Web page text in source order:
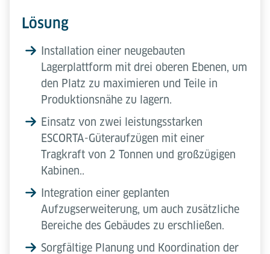
Lösung
Installation einer neugebauten
Lagerplattform mit drei oberen Ebenen, um
den Platz zu maximieren und Teile in
Produktionsnähe zu lagern.
Einsatz von zwei leistungsstarken
ESCORTA-Güteraufzügen mit einer
Tragkraft von 2 Tonnen und großzügigen
Kabinen..
Integration einer geplanten
Aufzugserweiterung, um auch zusätzliche
Bereiche des Gebäudes zu erschließen.
Sorgfältige Planung und Koordination der